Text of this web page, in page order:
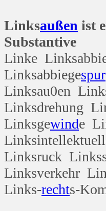
Linksaußen ist
Substantive
Linke
Linksabbiegespur
Linksau0en
Linksdrehung
Linksgewinde
Linksruck
Linksverkehr
Links-rechts-